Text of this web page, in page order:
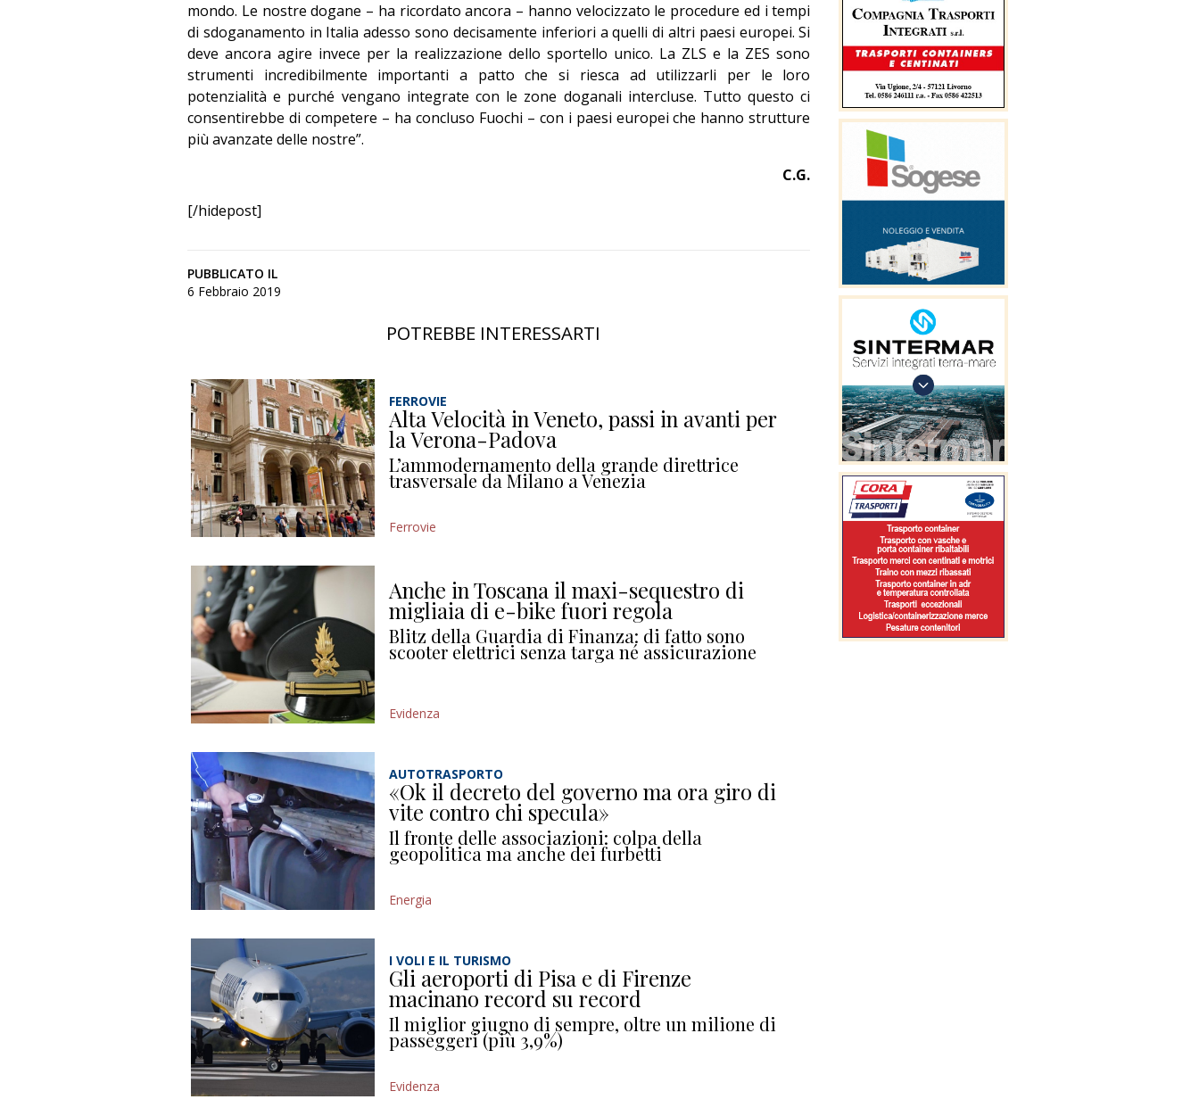
mondo. Le nostre dogane – ha ricordato ancora – hanno velocizzato le procedure ed i tempi
di sdoganamento in Italia adesso sono decisamente inferiori a quelli di altri paesi europei. Si
deve ancora agire invece per la realizzazione dello sportello unico. La ZLS e la ZES sono
strumenti incredibilmente importanti a patto che si riesca ad utilizzarli per le loro
potenzialità e purché vengano integrate con le zone doganali intercluse. Tutto questo ci
consentirebbe di competere – ha concluso Fuochi – con i paesi europei che hanno strutture
più avanzate delle nostre”.
C.G.
[/hidepost]
PUBBLICATO IL
6 Febbraio 2019
POTREBBE INTERESSARTI
FERROVIE
Alta Velocità in Veneto, passi in avanti per
la Verona-Padova
L’ammodernamento della grande direttrice
trasversale da Milano a Venezia
Ferrovie
Anche in Toscana il maxi-sequestro di
migliaia di e-bike fuori regola
Blitz della Guardia di Finanza: di fatto sono
scooter elettrici senza targa né assicurazione
Evidenza
AUTOTRASPORTO
«Ok il decreto del governo ma ora giro di
vite contro chi specula»
Il fronte delle associazioni: colpa della
geopolitica ma anche dei furbetti
Energia
I VOLI E IL TURISMO
Gli aeroporti di Pisa e di Firenze
macinano record su record
Il miglior giugno di sempre, oltre un milione di
passeggeri (più 3,9%)
Evidenza